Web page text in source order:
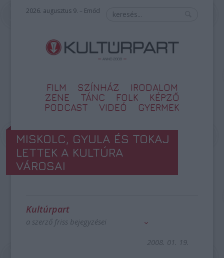
2026. augusztus 9. – Emőd
FILM SZÍNHÁZ
IRODALOM
ZENE
TÁNC FOLK
KÉPZŐ
PODCAST
VIDEÓ GYERMEK
MISKOLC, GYULA ÉS TOKAJ
LETTEK A KULTÚRA
VÁROSAI
Kultúrpart
a szerző friss bejegyzései
2008. 01. 19.